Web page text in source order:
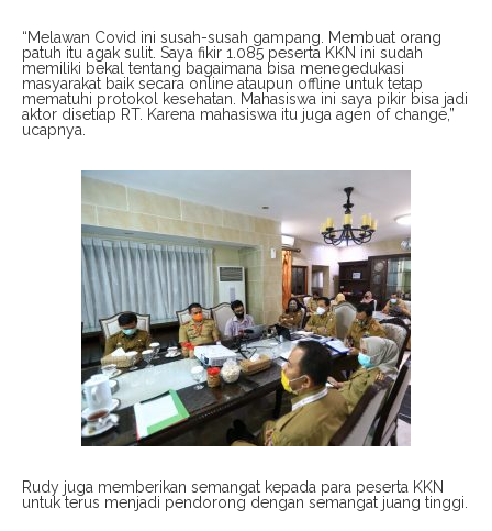
“Melawan Covid ini susah-susah gampang. Membuat orang
patuh itu agak sulit. Saya fikir 1.085 peserta KKN ini sudah
memiliki bekal tentang bagaimana bisa menegedukasi
masyarakat baik secara online ataupun offline untuk tetap
mematuhi protokol kesehatan. Mahasiswa ini saya pikir bisa jadi
aktor disetiap RT. Karena mahasiswa itu juga agen of change,”
ucapnya.
Rudy juga memberikan semangat kepada para peserta KKN
untuk terus menjadi pendorong dengan semangat juang tinggi.